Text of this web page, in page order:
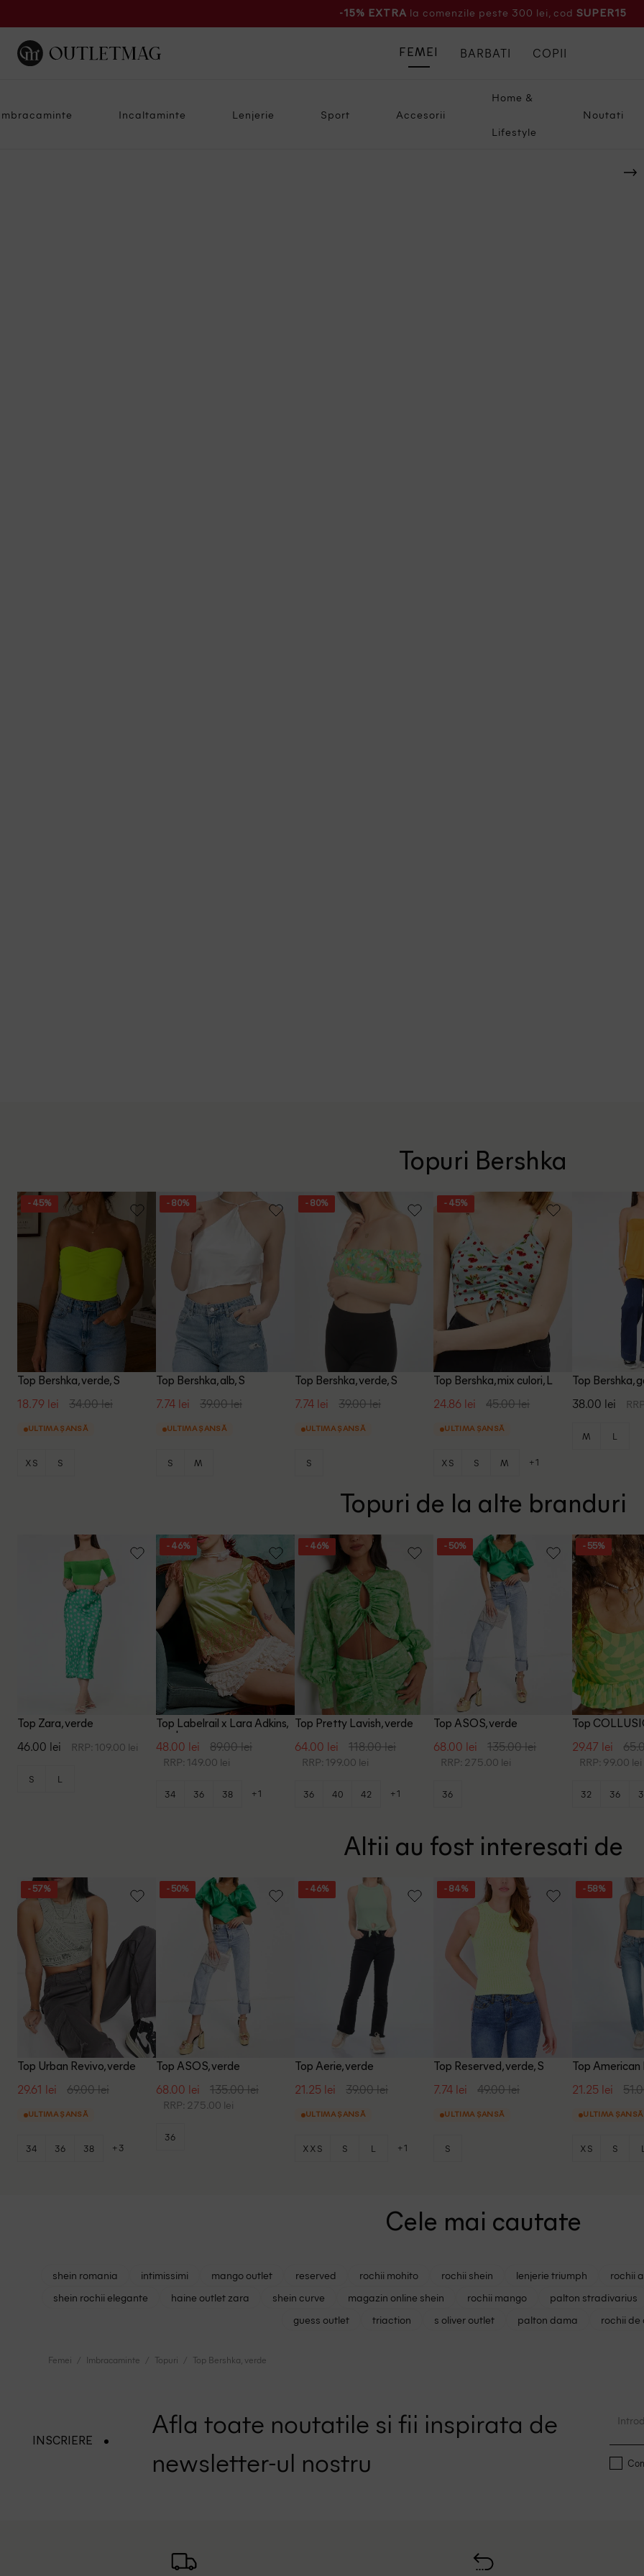
-15% EXTRA la comenzile peste 300 lei, cod SUPER15
Incaltaminte Lenjerie Sport Accesorii
Home &
Lifestyle
Noutati
FEMEI BARBATI COPII
Topuri Bershka
- 45%
Top Bershka, verde, S
18.79 lei 34.00 lei
ULTIMA ȘANSĂ
XS S
- 80%
Top Bershka, alb, S
7.74 lei 39.00 lei
ULTIMA ȘANSĂ
S M
- 80%
Top Bershka, verde, S
7.74 lei 39.00 lei
ULTIMA ȘANSĂ
S
- 45%
Top Bershka, mix culori, L
24.86 lei 45.00 lei
ULTIMA ȘANSĂ
XS S M +1
Top Bershka,
38.00 lei
M L
Topuri de la alte branduri
Top Zara, verde
46.00 lei RRP: 109.00 lei
S L
- 46%
Top Labelrail x Lara Adkins,
verde
48.00 lei 89.00 lei
RRP: 149.00 lei
34 36 38 +1
- 46%
Top Pretty Lavish, verde
64.00 lei 118.00 lei
RRP: 199.00 lei
36 40 42 +1
- 50%
Top ASOS, verde
68.00 lei 135.00 lei
RRP: 275.00 lei
36
- 55%
Top
29.47 lei
RRP: 99.00 lei
32 36
Altii au fost interesati de
- 57%
Top Urban Revivo, verde
29.61 lei 69.00 lei
ULTIMA ȘANSĂ
34 36 38 +3
- 50%
Top ASOS, verde
68.00 lei 135.00 lei
RRP: 275.00 lei
36
- 46%
Top Aerie, verde
21.25 lei 39.00 lei
ULTIMA ȘANSĂ
XXS S L +1
- 84%
Top Reserved, verde, S
7.74 lei 49.00 lei
ULTIMA ȘANSĂ
S
- 58%
Top American
21.25 lei
ULTIMA ȘANSĂ
XS S L
Cele mai cautate
shein romania intimissimi mango outlet reserved rochii mohito rochii shein lenjerie triumph rochii
shein rochii elegante
haine outlet zara shein curve magazin online shein rochii mango palton stradivarius
guess outlet
triaction s oliver outlet palton dama rochii de
Femei Imbracaminte Topuri Top Bershka, verde
INSCRIERE
Afla toate noutatile si fii inspirata de
newsletter-ul nostru